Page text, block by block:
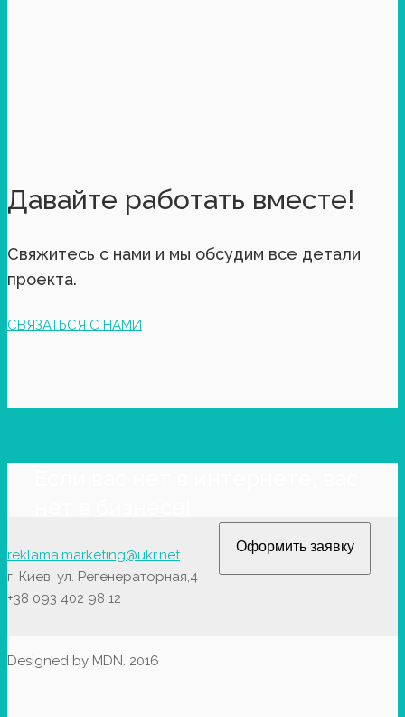
Давайте работать вместе!
Свяжитесь с нами и мы обсудим все детали
проекта.
СВЯЗАТЬСЯ С НАМИ
Оформить заявку
reklama.marketing@ukr.net
г. Киев, ул. Регенераторная,4
+38 093 402 98 12
Designed by MDN. 2016